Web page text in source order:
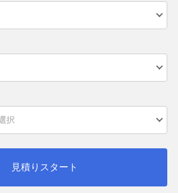
見積りスタート